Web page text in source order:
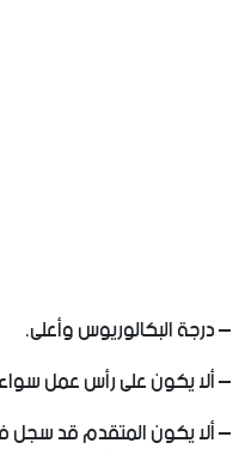
– درجة البكالوريوس وأعلى.
– ألا يكون على رأس عمل
– ألا يكون المتقدم قد سجل